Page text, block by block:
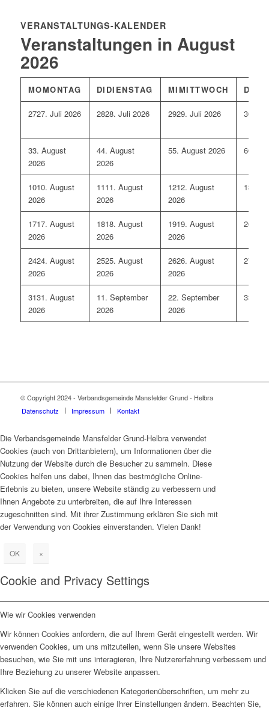
VERANSTALTUNGS-KALENDER
Veranstaltungen in August
2026
MOMONTAG DI DIENSTAG MIMITTWOCH DO
2727. Juli 2026 2828. Juli 2026 2929. Juli 2026 30
33. August
2026
44. August
2026
55. August 2026 66.
1010. August
2026
1111. August
2026
1212. August
2026
13
1717. August
2026
1818. August
2026
1919. August
2026
20
2424. August
2026
2525. August
2026
2626. August
2026
27
3131. August
2026
11. September
2026
22. September
2026
33.
© Copyright 2024 - Verbandsgemeinde Mansfelder Grund - Helbra
Datenschutz
Impressum Kontakt
Die Verbandsgemeinde Mansfelder Grund-Helbra verwendet
Cookies (auch von Drittanbietern), um Informationen über die
Nutzung der Website durch die Besucher zu sammeln. Diese
Cookies helfen uns dabei, Ihnen das bestmögliche Online-
Erlebnis zu bieten, unsere Website ständig zu verbessern und
Ihnen Angebote zu unterbreiten, die auf Ihre Interessen
zugeschnitten sind. Mit ihrer Zustimmung erklären Sie sich mit
der Verwendung von Cookies einverstanden. Vielen Dank!
OK ×
Cookie and Privacy Settings
Wie wir Cookies verwenden
Wir können Cookies anfordern, die auf Ihrem Gerät eingestellt werden. Wir
verwenden Cookies, um uns mitzuteilen, wenn Sie unsere Websites
besuchen, wie Sie mit uns interagieren, Ihre Nutzererfahrung verbessern und
Ihre Beziehung zu unserer Website anpassen.
Klicken Sie auf die verschiedenen Kategorienüberschriften, um mehr zu
erfahren. Sie können auch einige Ihrer Einstellungen ändern. Beachten Sie,